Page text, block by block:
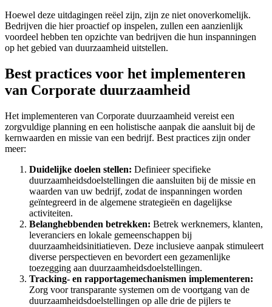
Hoewel deze uitdagingen reëel zijn, zijn ze niet onoverkomelijk.
Bedrijven die hier proactief op inspelen, zullen een aanzienlijk
voordeel hebben ten opzichte van bedrijven die hun inspanningen
op het gebied van duurzaamheid uitstellen.
Best practices voor het implementeren
van Corporate duurzaamheid
​Het implementeren van Corporate duurzaamheid vereist een
zorgvuldige planning en een holistische aanpak die aansluit bij de
kernwaarden en missie van een bedrijf. Best practices zijn onder
meer:
Duidelijke doelen stellen: Definieer specifieke
duurzaamheidsdoelstellingen die aansluiten bij de missie en
waarden van uw bedrijf, zodat de inspanningen worden
geïntegreerd in de algemene strategieën en dagelijkse
activiteiten.
Belanghebbenden betrekken: Betrek werknemers, klanten,
leveranciers en lokale gemeenschappen bij
duurzaamheidsinitiatieven. Deze inclusieve aanpak stimuleert
diverse perspectieven en bevordert een gezamenlijke
toezegging aan duurzaamheidsdoelstellingen.
Tracking- en rapportagemechanismen implementeren:
Zorg voor transparante systemen om de voortgang van de
duurzaamheidsdoelstellingen op alle drie de pijlers te